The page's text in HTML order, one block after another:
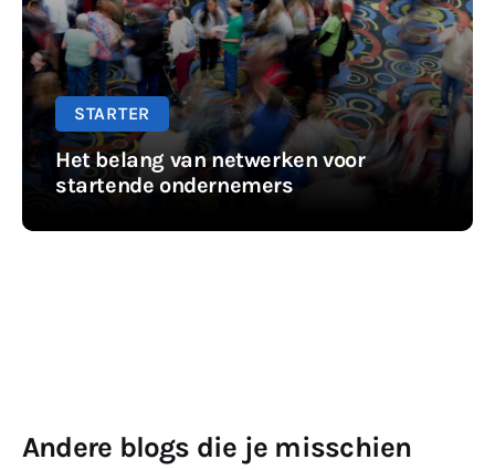
STARTER
Het belang van netwerken voor
startende ondernemers
Andere blogs die je misschien